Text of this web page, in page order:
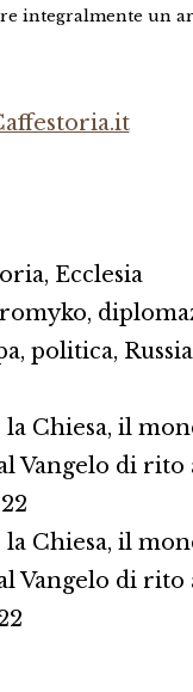
integralmente un
, Ecclesia
,
, politica, Russia
la Chiesa, il
Vangelo di rito
la Chiesa, il
Vangelo di rito